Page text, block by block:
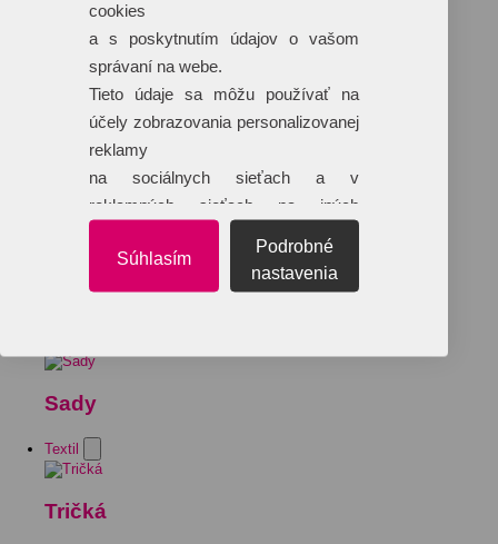
Sady
Textil
Tričká
cookies
a s poskytnutím údajov o vašom
správaní na webe.
Tieto údaje sa môžu používať na
účely zobrazovania personalizovanej
reklamy
na sociálnych sieťach a v
reklamných sieťach na iných
Súhlasím
Podrobné
nastavenia